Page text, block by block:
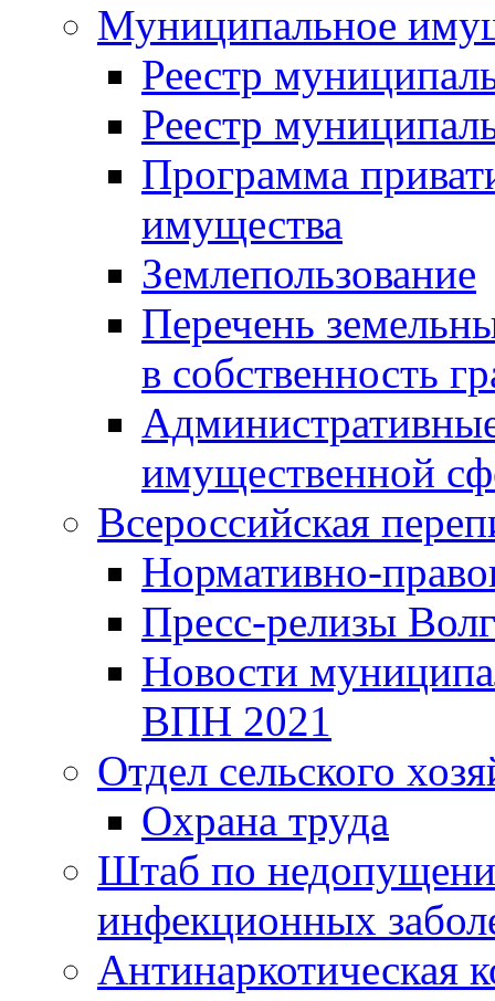
Муниципальное
Реестр
Реестр
Программа
имущества
Землепользование
Перечень
в собственность
имущественной
Всероссийская
Нормативно-
Пресс-релизы
Новости
ВПН 2021
Отдел сельского
Охрана труда
Штаб по
инфекционных
Антинаркотическая